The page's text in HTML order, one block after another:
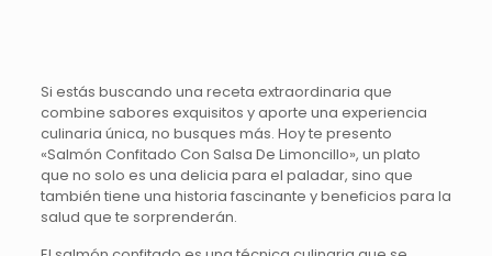
Si estás buscando una receta extraordinaria que
combine sabores exquisitos y aporte una experiencia
culinaria única, no busques más. Hoy te presento
«Salmón Confitado Con Salsa De Limoncillo», un plato
que no solo es una delicia para el paladar, sino que
también tiene una historia fascinante y beneficios para la
salud que te sorprenderán.